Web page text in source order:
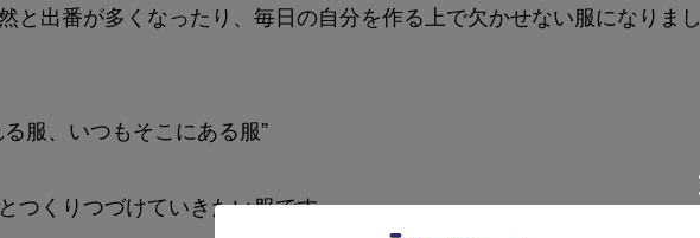
と出番が多くなったり、毎日の自分を作る上で欠かせない服になりまし
服、いつもそこにある服”
つくりつづけていきたい服です。